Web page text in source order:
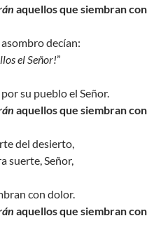
aquellos que siembran con
decían:
el Señor!”
su pueblo el Señor.
aquellos que siembran con
del desierto,
suerte, Señor,
con dolor.
aquellos que siembran con